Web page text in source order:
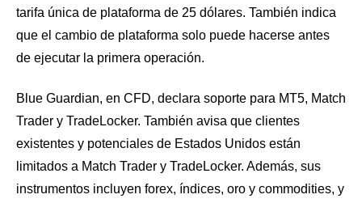
tarifa única de plataforma de 25 dólares. También indica
que el cambio de plataforma solo puede hacerse antes
de ejecutar la primera operación.
Blue Guardian, en CFD, declara soporte para MT5, Match
Trader y TradeLocker. También avisa que clientes
existentes y potenciales de Estados Unidos están
limitados a Match Trader y TradeLocker. Además, sus
instrumentos incluyen forex, índices, oro y commodities, y